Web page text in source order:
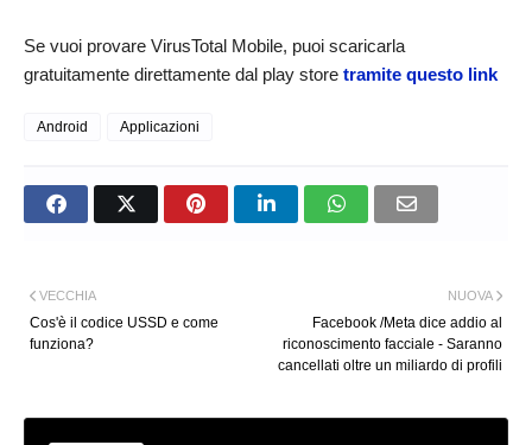
Se vuoi provare VirusTotal Mobile, puoi scaricarla
gratuitamente direttamente dal play store tramite questo link
Android Applicazioni
NUOVA
Facebook /Meta dice addio al
riconoscimento facciale - Saranno
cancellati oltre un miliardo di profili
VECCHIA
Cos'è il codice USSD e come
funziona?